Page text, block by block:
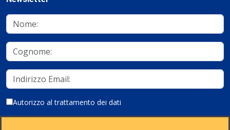
Autorizzo al trattamento dei dati